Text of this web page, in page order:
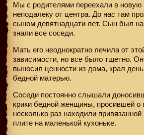
Мы с родителями переехали в новую
неподалеку от центра. До нас там
сыном девятнадцати лет. Сын был
знали все соседи.
Мать его неоднократно лечила от
зависимости, но все было тщетно.
выносил ценности из дома, крал
бедной матерью.
Соседи постоянно слышали
крики бедной женщины, просившей
несколько раз находили
плите на маленькой кухоньке.